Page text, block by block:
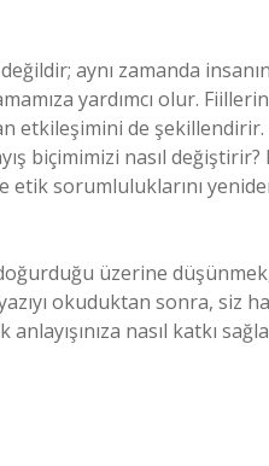
aynı zamanda
yardımcı olur.
etkileşimini de şekillendirir.
biçimimizi nasıl
sorumluluklarını
üzerine
okuduktan sonra, siz
nasıl katkı